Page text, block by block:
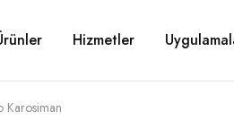
Hizmetler
Karosiman